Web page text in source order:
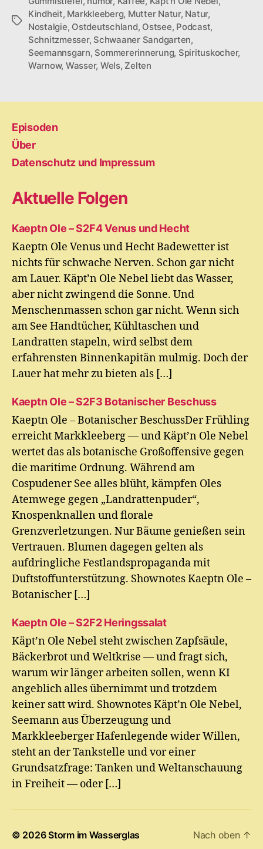
Schlagwörter
Kindheit, Markkleeberg, Mutter Natur, Natur,
Nostalgie, Ostdeutschland, Ostsee, Podcast,
Schnitzmesser, Schwaaner Sandgarten,
Seemannsgarn, Sommererinnerung, Spirituskocher,
Warnow, Wasser, Wels, Zelten
Episoden
Über
Datenschutz und Impressum
Aktuelle Folgen
Kaeptn Ole – S2F4 Venus und Hecht
Kaeptn Ole Venus und Hecht Badewetter ist
nichts für schwache Nerven. Schon gar nicht
am Lauer. Käpt’n Ole Nebel liebt das Wasser,
aber nicht zwingend die Sonne. Und
Menschenmassen schon gar nicht. Wenn sich
am See Handtücher, Kühltaschen und
Landratten stapeln, wird selbst dem
erfahrensten Binnenkapitän mulmig. Doch der
Lauer hat mehr zu bieten als […]
Kaeptn Ole – S2F3 Botanischer Beschuss
Kaeptn Ole – Botanischer BeschussDer Frühling
erreicht Markkleeberg — und Käpt’n Ole Nebel
wertet das als botanische Großoffensive gegen
die maritime Ordnung. Während am
Cospudener See alles blüht, kämpfen Oles
Atemwege gegen „Landrattenpuder“,
Knospenknallen und florale
Grenzverletzungen. Nur Bäume genießen sein
Vertrauen. Blumen dagegen gelten als
aufdringliche Festlandspropaganda mit
Duftstoffunterstützung. Shownotes Kaeptn Ole –
Botanischer […]
Kaeptn Ole – S2F2 Heringssalat
Käpt’n Ole Nebel steht zwischen Zapfsäule,
Bäckerbrot und Weltkrise — und fragt sich,
warum wir länger arbeiten sollen, wenn KI
angeblich alles übernimmt und trotzdem
keiner satt wird. Shownotes Käpt’n Ole Nebel,
Seemann aus Überzeugung und
Markkleeberger Hafenlegende wider Willen,
steht an der Tankstelle und vor einer
Grundsatzfrage: Tanken und Weltanschauung
in Freiheit — oder […]
© 2026Storm im Wasserglas Nach oben ↑